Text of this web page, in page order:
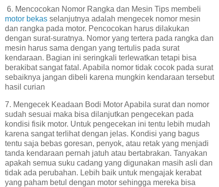
6. Mencocokan Nomor Rangka dan Mesin Tips membeli
motor bekas selanjutnya adalah mengecek nomor mesin
dan rangka pada motor. Pencocokan harus dilakukan
dengan surat-suratnya. Nomor yang tertera pada rangka dan
mesin harus sama dengan yang tertulis pada surat
kendaraan. Bagian ini seringkali terlewatkan tetapi bisa
berakibat sangat fatal. Apabila nomor tidak cocok pada surat
sebaiknya jangan dibeli karena mungkin kendaraan tersebut
hasil curian
7. Mengecek Keadaan Bodi Motor Apabila surat dan nomor
sudah sesuai maka bisa dilanjutkan pengecekan pada
kondisi fisik motor. Untuk pengecekan ini tentu lebih mudah
karena sangat terlihat dengan jelas. Kondisi yang bagus
tentu saja bebas goresan, penyok, atau retak yang menjadi
tanda kendaraan pernah jatuh atau bertabrakan. Tanyakan
apakah semua suku cadang yang digunakan masih asli dan
tidak ada perubahan. Lebih baik untuk mengajak kerabat
yang paham betul dengan motor sehingga mereka bisa